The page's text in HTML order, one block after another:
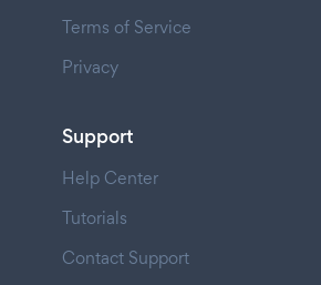
Terms of Service
Privacy
Support
Help Center
Tutorials
Contact Support